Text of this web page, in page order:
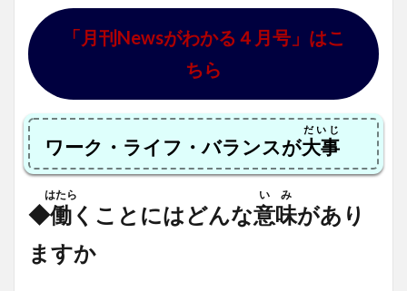
「月刊Newsがわかる４月号」はこ
ちら
ワーク・ライフ・バランスが大事
だいじ
◆働
はたら
くことにはどんな意
い
味
み
があり
ますか